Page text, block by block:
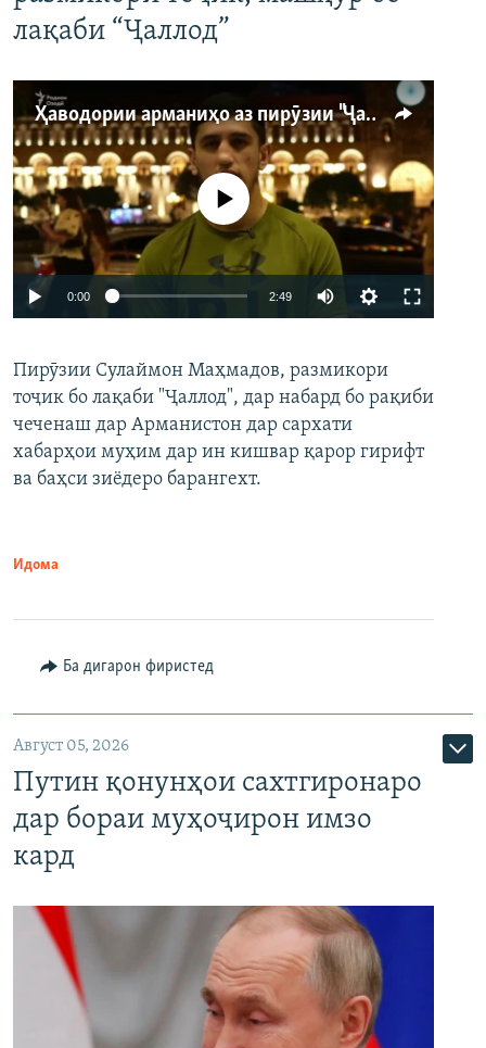
лақаби “Ҷаллод”
Ҳаводории арманиҳо аз пирӯзии "Ҷаллод"-и тоҷик
Auto 240p 360p 480p
720p 1080p
Феълан кор намекунад
0:00 2:49
360p
480p
Пирӯзии Сулаймон Маҳмадов, размикори
тоҷик бо лақаби "Ҷаллод", дар набард бо рақиби
чеченаш дар Арманистон дар сархати
хабарҳои муҳим дар ин кишвар қарор гирифт
ва баҳси зиёдеро барангехт.
Идома
Ба дигарон фиристед
Август 05, 2026
Путин қонунҳои сахтгиронаро
дар бораи муҳоҷирон имзо
кард